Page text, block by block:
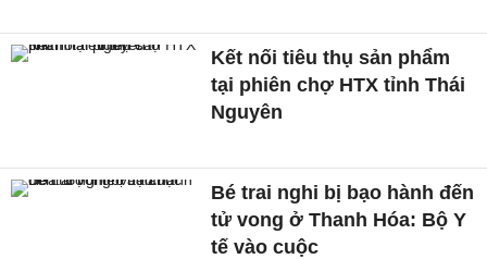
Kết nối tiêu thụ sản phẩm
tại phiên chợ HTX tỉnh Thái
Nguyên
Bé trai nghi bị bạo hành đến
tử vong ở Thanh Hóa: Bộ Y
tế vào cuộc